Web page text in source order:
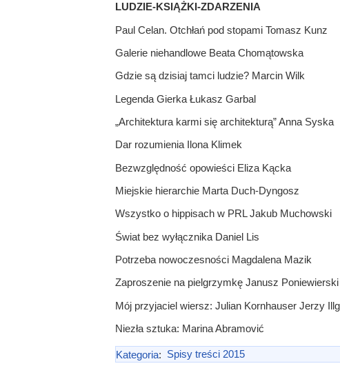
LUDZIE-KSIĄŻKI-ZDARZENIA
Paul Celan. Otchłań pod stopami Tomasz Kunz
Galerie niehandlowe Beata Chomątowska
Gdzie są dzisiaj tamci ludzie? Marcin Wilk
Legenda Gierka Łukasz Garbal
„Architektura karmi się architekturą” Anna Syska
Dar rozumienia Ilona Klimek
Bezwzględność opowieści Eliza Kącka
Miejskie hierarchie Marta Duch-Dyngosz
Wszystko o hippisach w PRL Jakub Muchowski
Świat bez wyłącznika Daniel Lis
Potrzeba nowoczesności Magdalena Mazik
Zaproszenie na pielgrzymkę Janusz Poniewierski
Mój przyjaciel wiersz: Julian Kornhauser Jerzy Illg
Niezła sztuka: Marina Abramović
Kategoria: Spisy treści 2015